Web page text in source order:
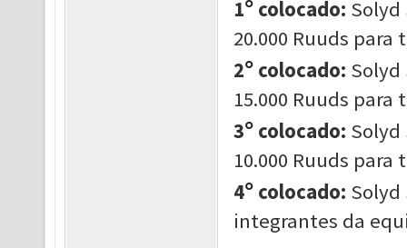
1°colocado: Solyd
20.000 Ruuds
2°colocado: Solyd
15.000 Ruuds
3°colocado: Solyd
10.000 Ruuds
4°colocado: Solyd
integrantes da